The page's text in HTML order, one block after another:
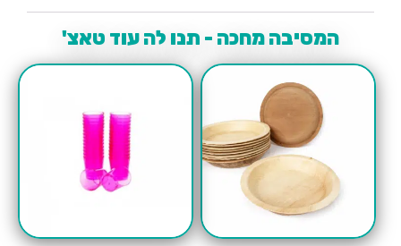
המסיבה מחכה - תנו לה עוד טאצ'